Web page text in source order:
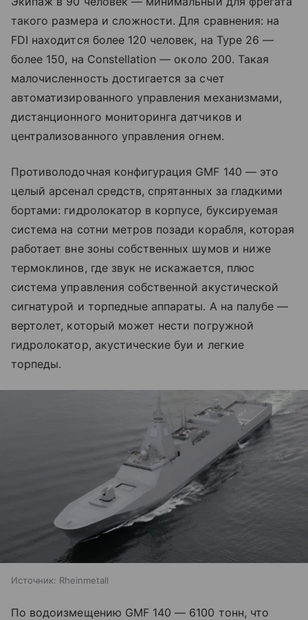
такого размера и сложности. Для сравнения: на
FDI находится более 120 человек, на Type 26 —
более 150, на Constellation — около 200. Такая
малочисленность достигается за счет
автоматизированного управления механизмами,
дистанционного мониторинга датчиков и
централизованного управления огнем.
Противолодочная конфигурация GMF 140 — это
целый арсенал средств, спрятанных за гладкими
бортами: гидролокатор в корпусе, буксируемая
система на сотни метров позади корабля, которая
работает вне зоны собственных шумов и ниже
термоклинов, где звук не искажается, плюс
система управления собственной акустической
сигнатурой и торпедные аппараты. А на палубе —
вертолет, который может нести погружной
гидролокатор, акустические буи и легкие
торпеды.
Источник: Rheinmetall
По водоизмещению GMF 140 — 6100 тонн, что